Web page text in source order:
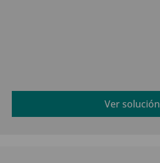
Ver solución